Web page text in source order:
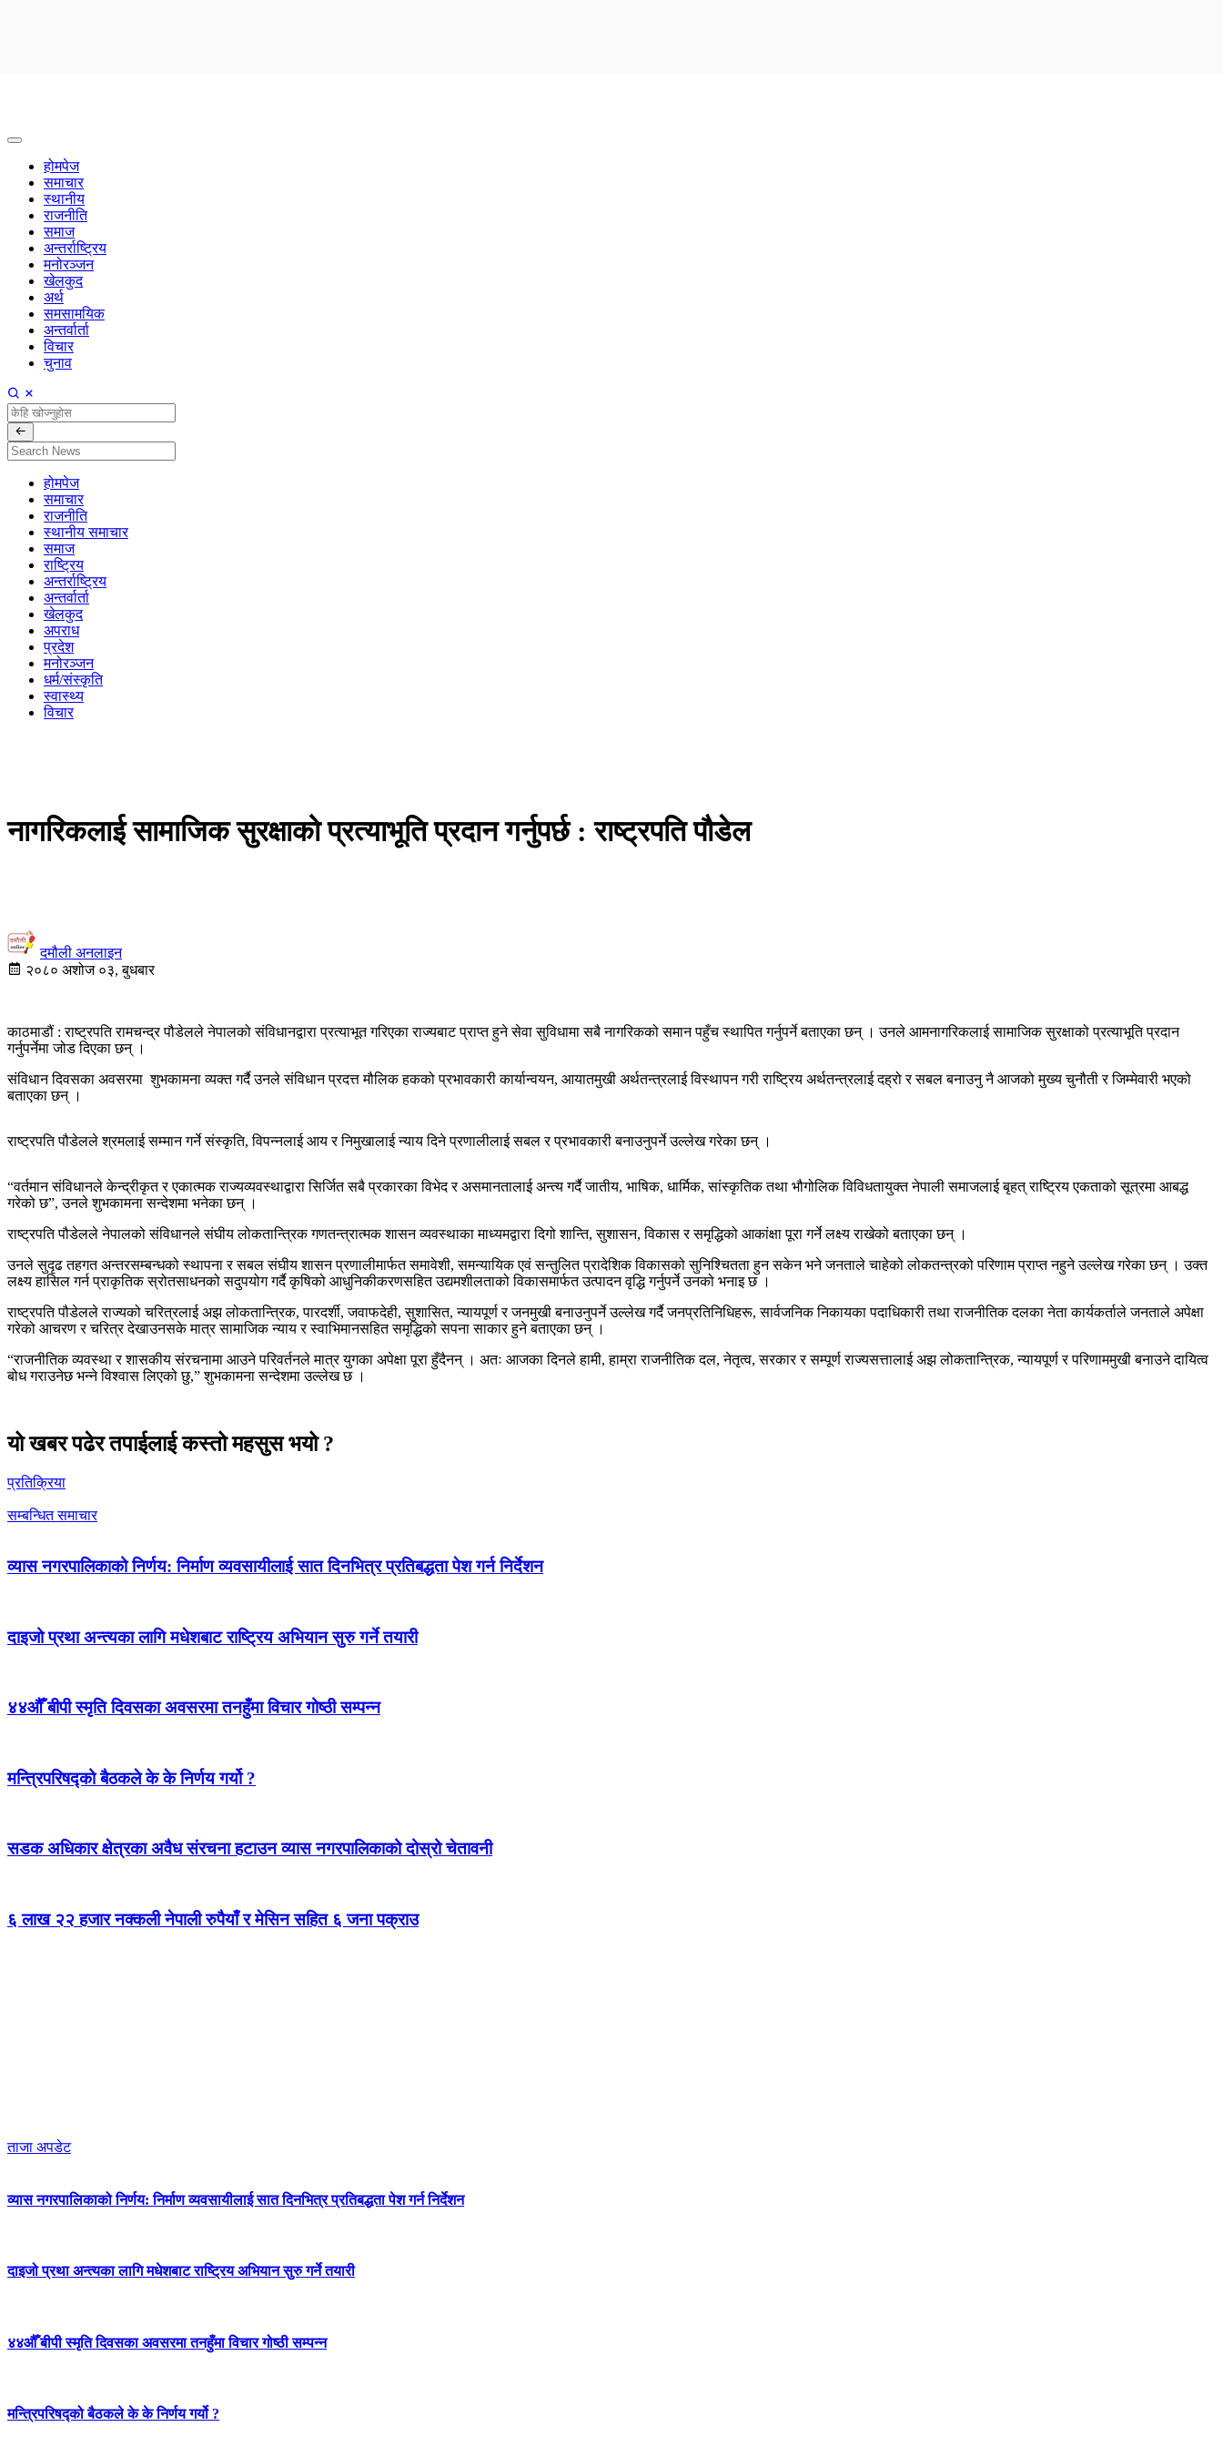
होमपेज
समाचार
स्थानीय
राजनीति
समाज
अन्तर्राष्ट्रिय
मनोरञ्जन
खेलकुद
अर्थ
समसामयिक
अन्तर्वार्ता
विचार
चुनाव
होमपेज
समाचार
राजनीति
स्थानीय समाचार
समाज
राष्ट्रिय
अन्तर्राष्ट्रिय
अन्तर्वार्ता
खेलकुद
अपराध
प्रदेश
मनोरञ्जन
धर्म/संस्कृति
स्वास्थ्य
विचार
नागरिकलाई सामाजिक सुरक्षाको प्रत्याभूति प्रदान गर्नुपर्छ : राष्ट्रपति पौडेल
दमौली अनलाइन
२०८० अशोज ०३, बुधबार
काठमाडौं : राष्ट्रपति रामचन्द्र पौडेलले नेपालको संविधानद्वारा प्रत्याभूत गरिएका राज्यबाट प्राप्त हुने सेवा सुविधामा सबै नागरिकको समान पहुँच स्थापित गर्नुपर्ने बताएका छन् । उनले आमनागरिकलाई सामाजिक सुरक्षाको प्रत्याभूति प्रदान
गर्नुपर्नेमा जोड दिएका छन् ।
संविधान दिवसका अवसरमा शुभकामना व्यक्त गर्दै उनले संविधान प्रदत्त मौलिक हकको प्रभावकारी कार्यान्वयन, आयातमुखी अर्थतन्त्रलाई विस्थापन गरी राष्ट्रिय अर्थतन्त्रलाई दह्रो र सबल बनाउनु नै आजको मुख्य चुनौती र जिम्मेवारी भएको
बताएका छन् ।
राष्ट्रपति पौडेलले श्रमलाई सम्मान गर्ने संस्कृति, विपन्नलाई आय र निमुखालाई न्याय दिने प्रणालीलाई सबल र प्रभावकारी बनाउनुपर्ने उल्लेख गरेका छन् ।
“वर्तमान संविधानले केन्द्रीकृत र एकात्मक राज्यव्यवस्थाद्वारा सिर्जित सबै प्रकारका विभेद र असमानतालाई अन्त्य गर्दै जातीय, भाषिक, धार्मिक, सांस्कृतिक तथा भौगोलिक विविधतायुक्त नेपाली समाजलाई बृहत् राष्ट्रिय एकताको सूत्रमा आबद्ध
गरेको छ”, उनले शुभकामना सन्देशमा भनेका छन् ।
राष्ट्रपति पौडेलले नेपालको संविधानले संघीय लोकतान्त्रिक गणतन्त्रात्मक शासन व्यवस्थाका माध्यमद्वारा दिगो शान्ति, सुशासन, विकास र समृद्धिको आकांक्षा पूरा गर्ने लक्ष्य राखेको बताएका छन् ।
उनले सुदृढ तहगत अन्तरसम्बन्धको स्थापना र सबल संघीय शासन प्रणालीमार्फत समावेशी, समन्यायिक एवं सन्तुलित प्रादेशिक विकासको सुनिश्चितता हुन सकेन भने जनताले चाहेको लोकतन्त्रको परिणाम प्राप्त नहुने उल्लेख गरेका छन् । उक्त
लक्ष्य हासिल गर्न प्राकृतिक स्रोतसाधनको सदुपयोग गर्दै कृषिको आधुनिकीकरणसहित उद्यमशीलताको विकासमार्फत उत्पादन वृद्धि गर्नुपर्ने उनको भनाइ छ ।
राष्ट्रपति पौडेलले राज्यको चरित्रलाई अझ लोकतान्त्रिक, पारदर्शी, जवाफदेही, सुशासित, न्यायपूर्ण र जनमुखी बनाउनुपर्ने उल्लेख गर्दै जनप्रतिनिधिहरू, सार्वजनिक निकायका पदाधिकारी तथा राजनीतिक दलका नेता कार्यकर्ताले जनताले अपेक्षा
गरेको आचरण र चरित्र देखाउनसके मात्र सामाजिक न्याय र स्वाभिमानसहित समृद्धिको सपना साकार हुने बताएका छन् ।
“राजनीतिक व्यवस्था र शासकीय संरचनामा आउने परिवर्तनले मात्र युगका अपेक्षा पूरा हुँदैनन् । अतः आजका दिनले हामी, हाम्रा राजनीतिक दल, नेतृत्व, सरकार र सम्पूर्ण राज्यसत्तालाई अझ लोकतान्त्रिक, न्यायपूर्ण र परिणाममुखी बनाउने दायित्व
बोध गराउनेछ भन्ने विश्वास लिएको छु,” शुभकामना सन्देशमा उल्लेख छ ।
यो खबर पढेर तपाईलाई कस्तो महसुस भयो ?
प्रतिक्रिया
सम्बन्धित समाचार
व्यास नगरपालिकाको निर्णय: निर्माण व्यवसायीलाई सात दिनभित्र प्रतिबद्धता पेश गर्न निर्देशन
दाइजो प्रथा अन्त्यका लागि मधेशबाट राष्ट्रिय अभियान सुरु गर्ने तयारी
४४औँ बीपी स्मृति दिवसका अवसरमा तनहुँमा विचार गोष्ठी सम्पन्न
मन्त्रिपरिषद्को बैठकले के के निर्णय गर्यो ?
सडक अधिकार क्षेत्रका अवैध संरचना हटाउन व्यास नगरपालिकाको दोस्रो चेतावनी
६ लाख २२ हजार नक्कली नेपाली रुपैयाँ र मेसिन सहित ६ जना पक्राउ
ताजा अपडेट
व्यास नगरपालिकाको निर्णय: निर्माण व्यवसायीलाई सात दिनभित्र प्रतिबद्धता पेश गर्न निर्देशन
दाइजो प्रथा अन्त्यका लागि मधेशबाट राष्ट्रिय अभियान सुरु गर्ने तयारी
४४औँ बीपी स्मृति दिवसका अवसरमा तनहुँमा विचार गोष्ठी सम्पन्न
मन्त्रिपरिषद्को बैठकले के के निर्णय गर्यो ?